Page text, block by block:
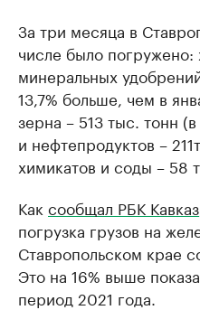
За три месяца в
числе было погружено:
минеральных
13,7% больше, чем в
зерна – 513 тыс. тонн
и нефтепродуктов –
химикатов и соды – 58
Как сообщал РБК Кавказ
погрузка грузов на
Ставропольском крае
Это на 16% выше
период 2021 года.